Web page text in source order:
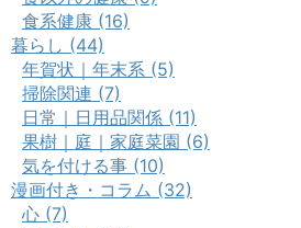
食系健康 (16)
暮らし (44)
年賀状｜年末系 (5)
掃除関連 (7)
日常｜日用品関係 (11)
果樹｜庭｜家庭菜園 (6)
気を付ける事 (10)
漫画付き・コラム (32)
心 (7)